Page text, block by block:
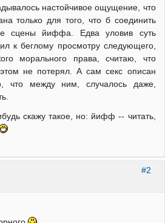
настойчивое ощущение, что
только для того, что б соединить
сцены йиффа. Едва уловив суть
к беглому просмотру следующего,
морального права, считаю, что
не потерял. А сам секс описан
что между ним, случалось даже,
скажу такое, но: йифф -- читать,
#2